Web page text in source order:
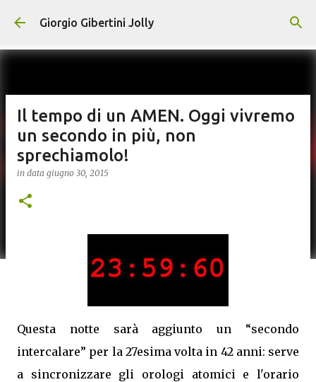
Passa ai contenuti principali
Giorgio Gibertini Jolly
Il tempo di un AMEN. Oggi vivremo
un secondo in più, non
sprechiamolo!
in data giugno 30, 2015
Questa notte sarà aggiunto un “secondo
intercalare” per la 27esima volta in 42 anni: serve
a sincronizzare gli orologi atomici e l'orario